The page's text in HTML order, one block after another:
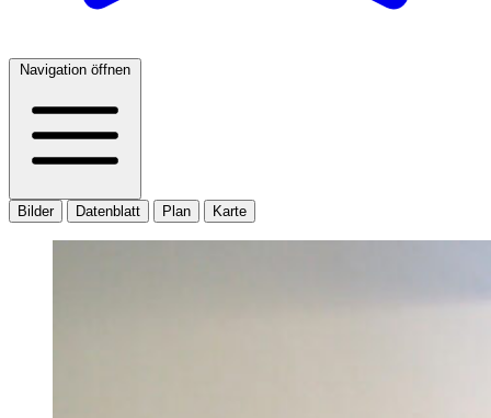
Navigation öffnen
Bilder Datenblatt Plan Karte